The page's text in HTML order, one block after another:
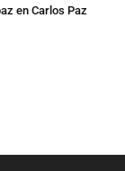
en Carlos Paz